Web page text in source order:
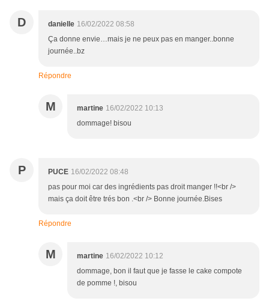
D danielle 16/02/2022 08:58
Ça donne envie…mais je ne peux pas en manger..bonne
journée..bz
Répondre
M martine 16/02/2022 10:13
dommage! bisou
P PUCE 16/02/2022 08:48
pas pour moi car des ingrédients pas droit manger !!<br />
mais ça doit être trés bon .<br /> Bonne journée.Bises
Répondre
M martine 16/02/2022 10:12
dommage, bon il faut que je fasse le cake compote
de pomme !, bisou